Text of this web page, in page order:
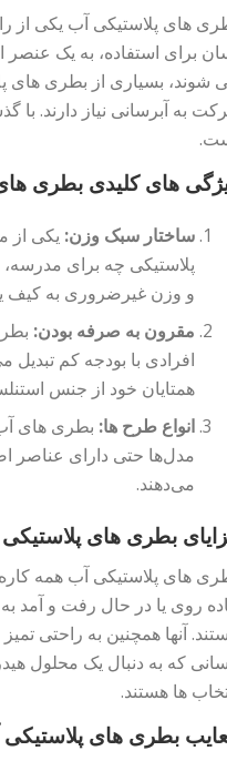
های پلاستیکی آب یکی از
برای استفاده، به یک عنصر
شوند، بسیاری از بطری های
به آبرسانی نیاز دارند.
های کلیدی بطری
ساختار سبک وزن: یکی از
پلاستیکی چه برای
و وزن غیرضروری به کیف
مقرون به صرفه بودن:
افرادی با بودجه کم
همتایان خود از جنس
انواع طرح ها: بطری های
مدل‌ها حتی دارای عناصر
می‌دهند.
بطری های
های پلاستیکی آب همه
روی یا در حال رفت و آمد
آنها همچنین به راحتی
که به دنبال یک محلول
ها هستند.
بطری های